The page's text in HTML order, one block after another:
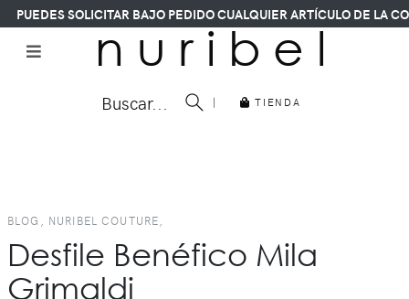
PUEDES SOLICITAR BAJO PEDIDO CUALQUIER ARTÍCULO DE LA
n u r i b e l
Buscar... | TIENDA
BLOG, NURIBEL COUTURE,
Desfile Benéfico Mila
Grimaldi